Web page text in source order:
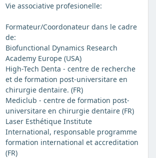
Vie associative profesionelle:
Formateur/Coordonateur dans le cadre
de:
Biofunctional Dynamics Research
Academy Europe (USA)
High-Tech Denta - centre de recherche
et de formation post-universitare en
chirurgie dentaire. (FR)
Mediclub - centre de formation post-
universitare en chirurgie dentaire (FR)
Laser Esthétique Institute
International, responsable programme
formation international et accreditation
(FR)